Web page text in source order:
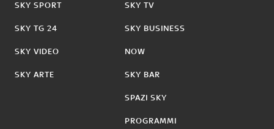
SKY SPORT
SKY TG 24
SKY VIDEO
SKY ARTE
SKY TV
SKY BUSINESS
NOW
SKY BAR
SPAZI SKY
PROGRAMMI